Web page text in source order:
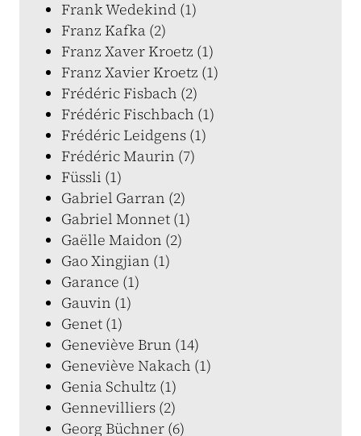
Frank Wedekind (1)
Franz Kafka (2)
Franz Xaver Kroetz (1)
Franz Xavier Kroetz (1)
Frédéric Fisbach (2)
Frédéric Fischbach (1)
Frédéric Leidgens (1)
Frédéric Maurin (7)
Füssli (1)
Gabriel Garran (2)
Gabriel Monnet (1)
Gaëlle Maidon (2)
Gao Xingjian (1)
Garance (1)
Gauvin (1)
Genet (1)
Geneviève Brun (14)
Geneviève Nakach (1)
Genia Schultz (1)
Gennevilliers (2)
Georg Büchner (6)